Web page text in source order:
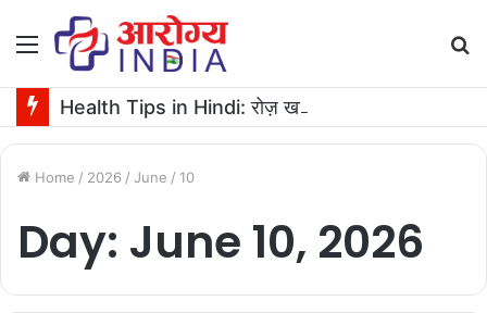
Menu
Home / 2026 / June / 10
Day: June 10, 2026